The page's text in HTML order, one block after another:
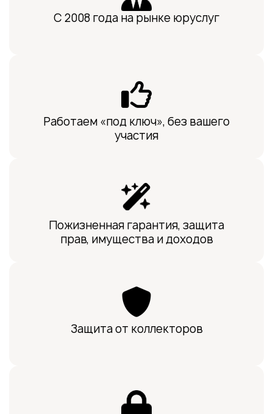
С 2008 года на рынке юруслуг
Работаем «под ключ», без вашего
участия
Пожизненная гарантия, защита
прав, имущества и доходов
Защита от коллекторов